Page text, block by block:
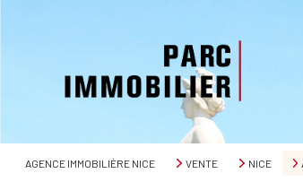
AGENCE IMMOBILIÈRE NICE VENTE NICE